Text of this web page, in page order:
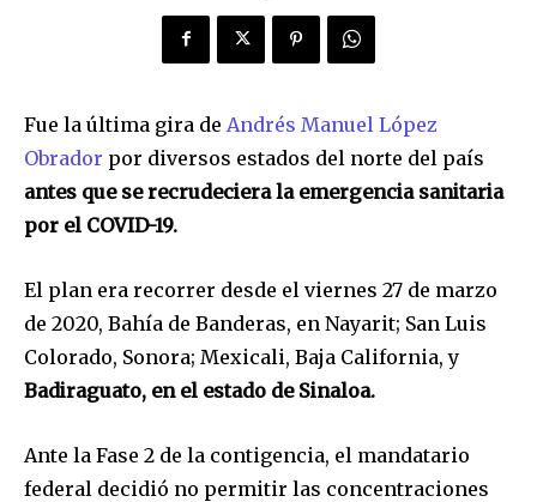
Fue la última gira de Andrés Manuel López
Obrador por diversos estados del norte del país
antes que se recrudeciera la emergencia sanitaria
por el COVID-19.
El plan era recorrer desde el viernes 27 de marzo
de 2020, Bahía de Banderas, en Nayarit; San Luis
Colorado, Sonora; Mexicali, Baja California, y
Badiraguato, en el estado de Sinaloa.
Ante la Fase 2 de la contigencia, el mandatario
federal decidió no permitir las concentraciones